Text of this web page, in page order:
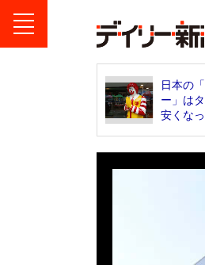
日本の
ー」は
安くな